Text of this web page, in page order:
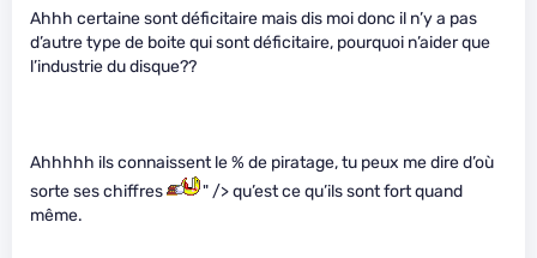
Ahhh certaine sont déficitaire mais dis moi donc il n’y a pas
d’autre type de boite qui sont déficitaire, pourquoi n’aider que
l’industrie du disque??
Ahhhhh ils connaissent le % de piratage, tu peux me dire d’où
sorte ses chiffres
" /> qu’est ce qu’ils sont fort quand
même.